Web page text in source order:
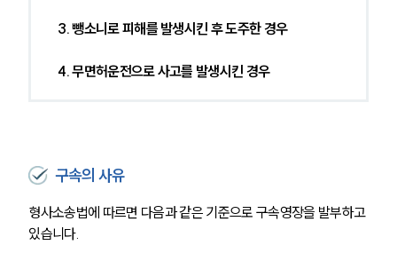
3. 뺑소니로 피해를 발생시킨 후 도주한 경우
4. 무면허운전으로 사고를 발생시킨 경우
구속의 사유
형사소송법에 따르면 다음과 같은 기준으로 구속영장을 발부하고
있습니다.